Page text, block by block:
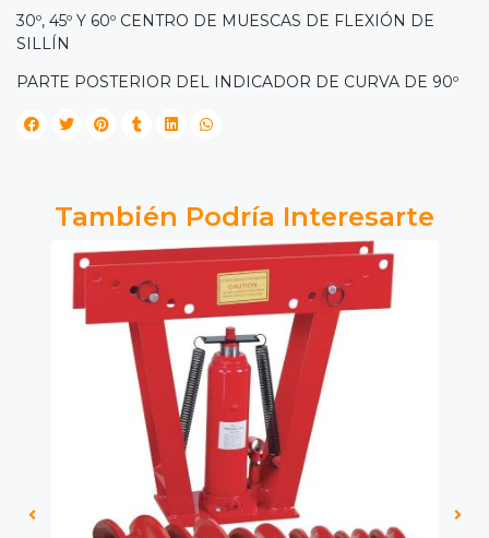
30º, 45º Y 60º CENTRO DE MUESCAS DE FLEXIÓN DE
SILLÍN
PARTE POSTERIOR DEL INDICADOR DE CURVA DE 90º
También Podría Interesarte